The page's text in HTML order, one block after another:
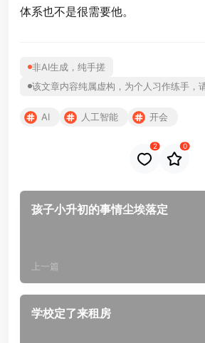
体系也不是很需要他。
非AI生成，纯手搓
该文章内容纯属虚构，为个人习作练手，
AI 人工智能 开会
2 0
孩子小升初的事情尘埃落定
上一篇
学校定了来租房